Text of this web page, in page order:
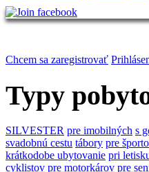
Chcem sa zaregistrovať
Typy
SILVESTER pre imobilných s
svadobnú cestu tábory pre
krátkodobe ubytovanie pri
cyklistov pre motorkárov pre